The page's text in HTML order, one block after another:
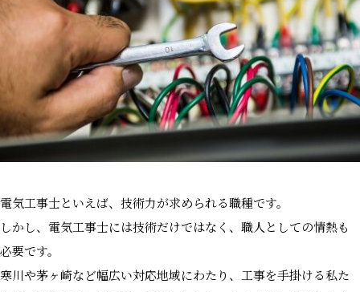
電気工事士といえば、技術力が求められる職種です。
しかし、電気工事士には技術だけではなく、職人としての情熱も
必要です。
寒川や茅ヶ崎など幅広い対応地域にわたり、工事を手掛ける私た